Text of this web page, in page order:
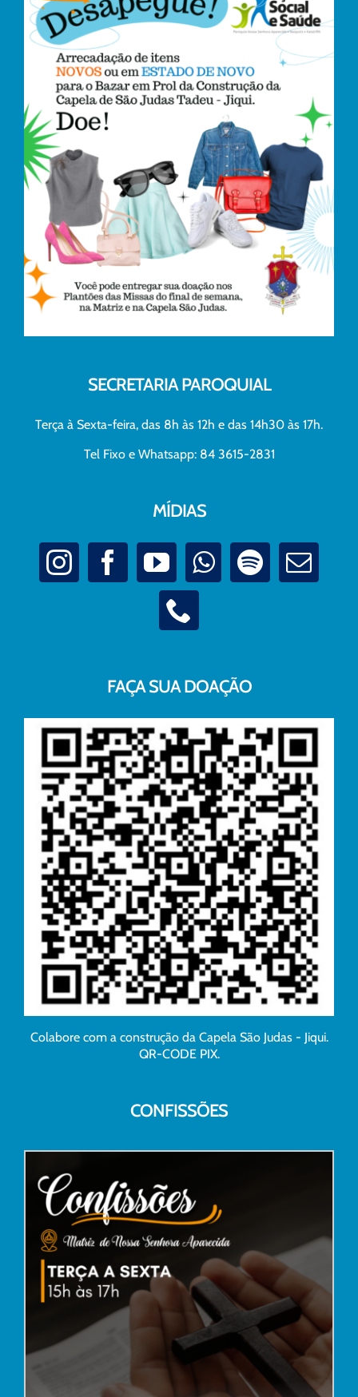
SECRETARIA PAROQUIAL
Terça à Sexta-feira, das 8h às 12h e das 14h30 às 17h.
Tel Fixo e Whatsapp: 84 3615-2831
MÍDIAS
FAÇA SUA DOAÇÃO
Colabore com a construção da Capela São Judas - Jiqui.
QR-CODE PIX.
CONFISSÕES